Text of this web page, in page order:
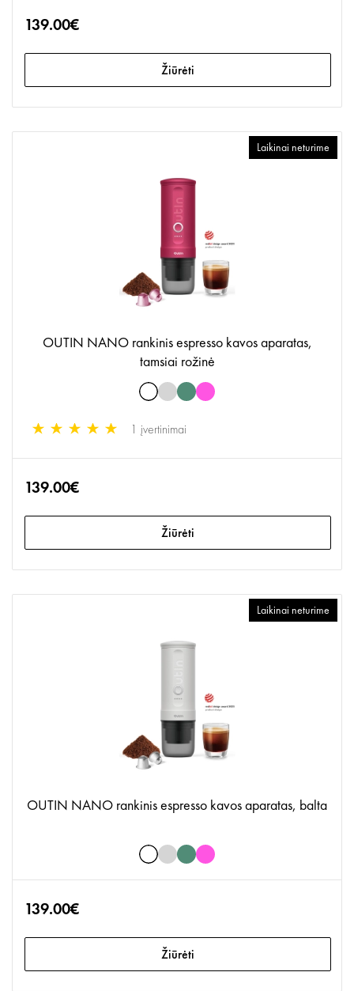
139.00€
Žiūrėti
Laikinai neturime
OUTIN NANO rankinis espresso kavos aparatas,
tamsiai rožinė
1 įvertinimai
139.00€
Žiūrėti
Laikinai neturime
OUTIN NANO rankinis espresso kavos aparatas, balta
139.00€
Žiūrėti